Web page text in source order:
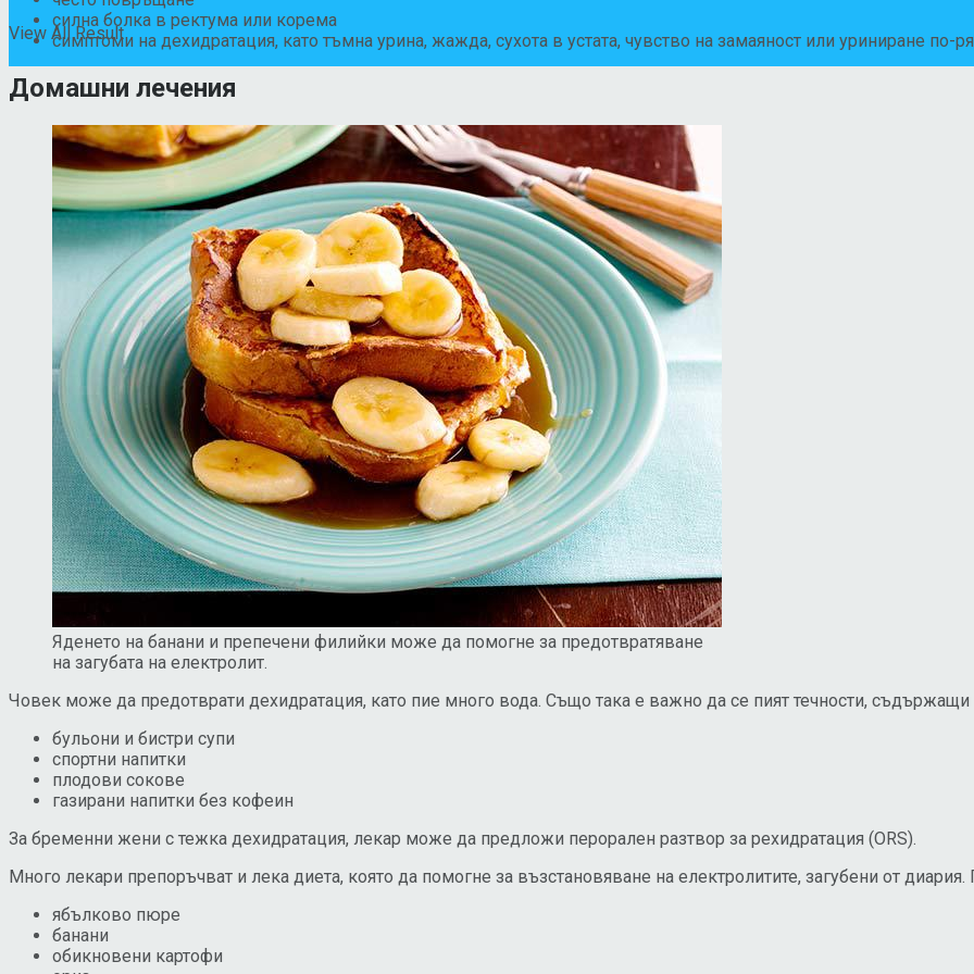
View All Result
силна болка в ректума или корема
симптоми на дехидратация, като тъмна урина, жажда, сухота в устата, чувство на замаяност или уриниране по-
Домашни лечения
Яденето на банани и препечени филийки може да помогне за предотвратяване
на загубата на електролит.
Човек може да предотврати дехидратация, като пие много вода. Също така е важно да се пият течности, съдържащи
бульони и бистри супи
спортни напитки
плодови сокове
газирани напитки без кофеин
За бременни жени с тежка дехидратация, лекар може да предложи перорален разтвор за рехидратация (ORS).
Много лекари препоръчват и лека диета, която да помогне за възстановяване на електролитите, загубени от
ябълково пюре
банани
обикновени картофи